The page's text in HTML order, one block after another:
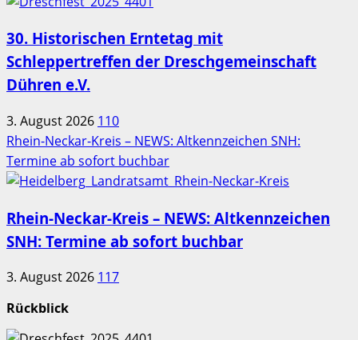
30. Historischen Erntetag mit
Schleppertreffen der Dreschgemeinschaft
Dühren e.V.
3. August 2026 110
Rhein-Neckar-Kreis – NEWS: Altkennzeichen SNH:
Termine ab sofort buchbar
Rhein-Neckar-Kreis – NEWS: Altkennzeichen
SNH: Termine ab sofort buchbar
3. August 2026 117
Rückblick